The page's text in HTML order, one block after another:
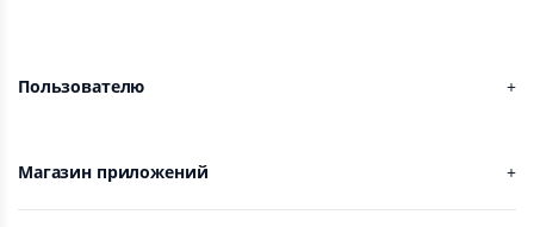
Пользователю
Магазин приложений